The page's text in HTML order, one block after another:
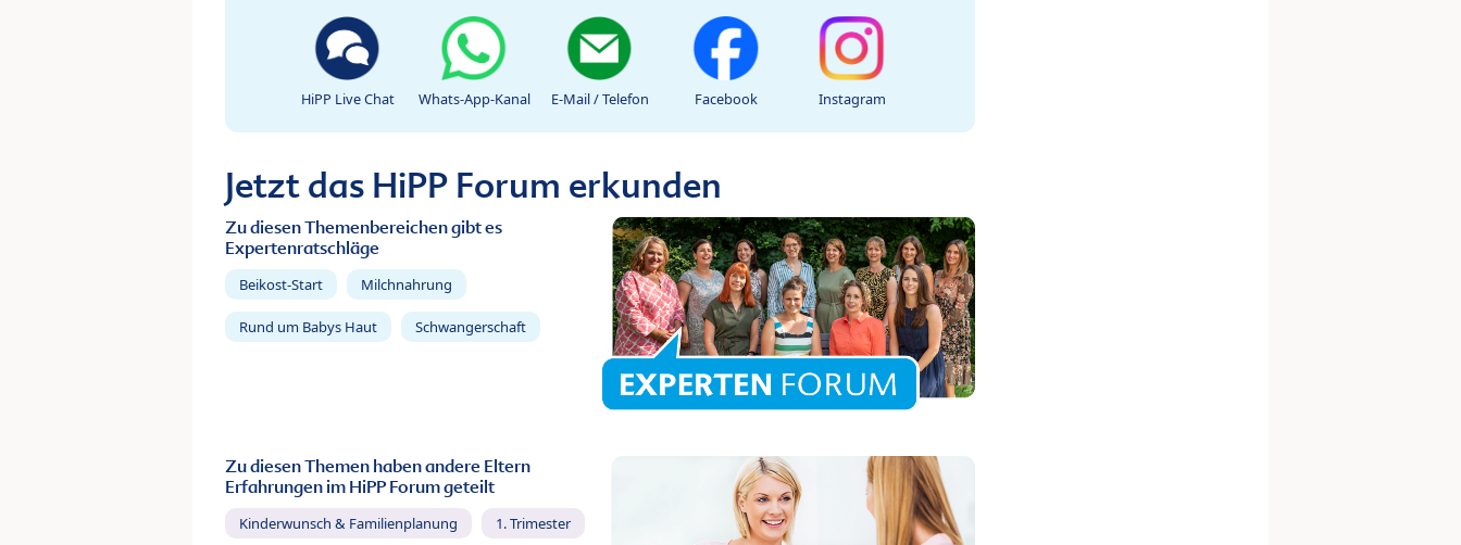
HiPP Live Chat Whats-App-Kanal E-Mail / Telefon Facebook Instagram
Jetzt das HiPP Forum erkunden
Zu diesen Themenbereichen gibt es
Expertenratschläge
Beikost-Start Milchnahrung
Rund um Babys Haut Schwangerschaft
Zu diesen Themen haben andere Eltern
Erfahrungen im HiPP Forum geteilt
Kinderwunsch & Familienplanung 1. Trimester